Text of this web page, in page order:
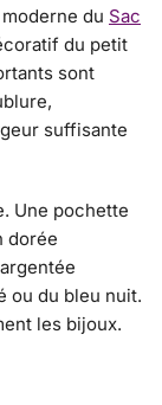
du Sac
du petit
sont
suffisante
Une pochette
dorée
ou du bleu nuit.
les bijoux.